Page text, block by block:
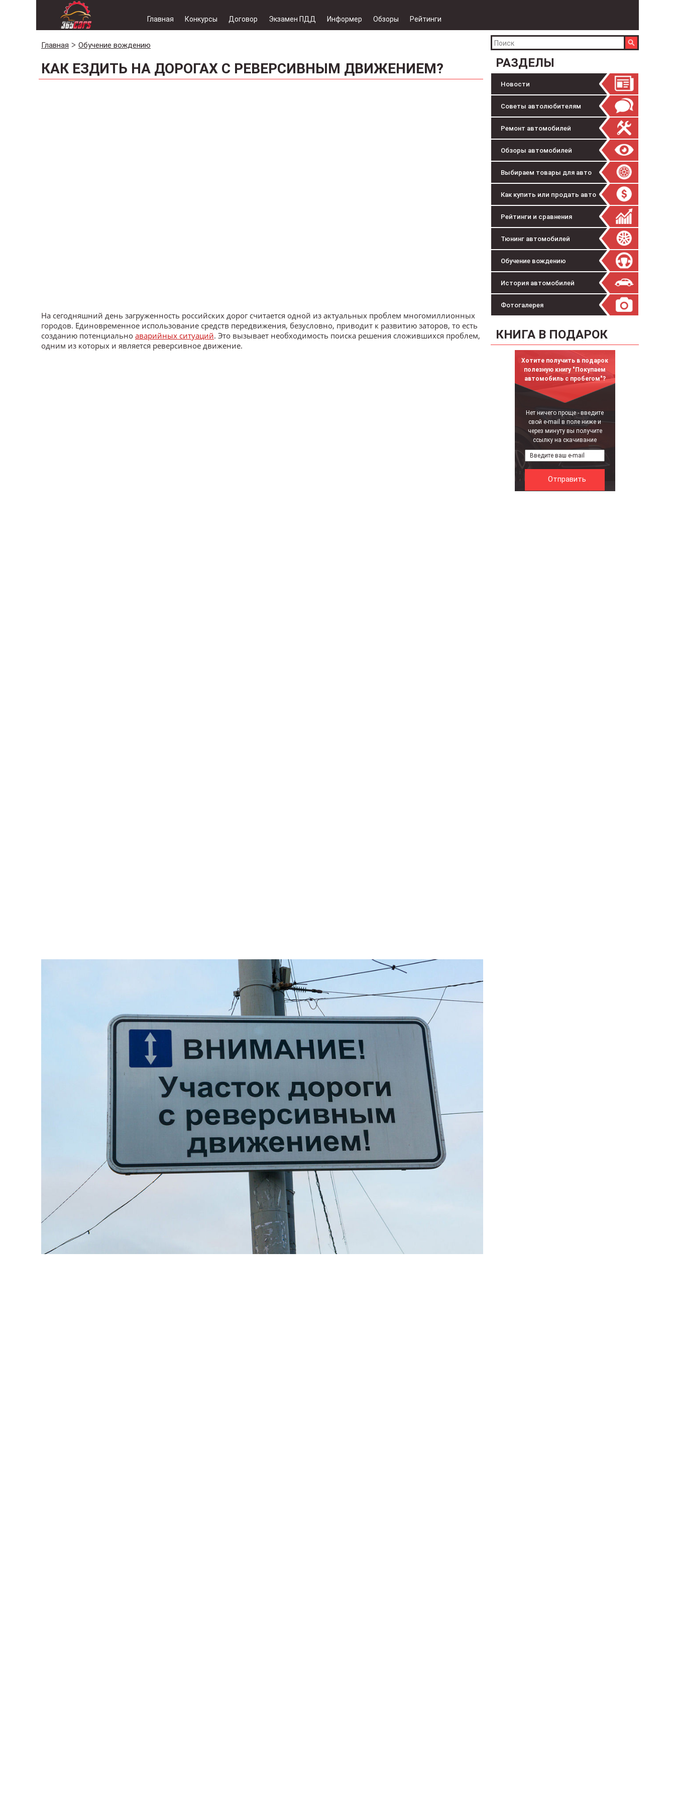
Главная Конкурсы Договор Экзамен ПДД Информер Обзоры Рейтинги
РАЗДЕЛЫ
Новости
Советы автолюбителям
Ремонт автомобилей
Обзоры автомобилей
Выбираем товары для авто
Как купить или продать авто
Рейтинги и сравнения
Тюнинг автомобилей
Обучение вождению
История автомобилей
Фотогалерея
КНИГА В ПОДАРОК
Хотите получить в подарок
полезную книгу "Покупаем
автомобиль с пробегом"?
Нет ничего проще - введите
свой e-mail в поле ниже и
через минуту вы получите
ссылку на скачивание
Главная Обучение вождению
КАК ЕЗДИТЬ НА ДОРОГАХ С РЕВЕРСИВНЫМ ДВИЖЕНИЕМ?
На сегодняшний день загруженность российских дорог считается одной из актуальных проблем многомиллионных
городов. Единовременное использование средств передвижения, безусловно, приводит к развитию заторов, то есть
созданию потенциально аварийных ситуаций. Это вызывает необходимость поиска решения сложившихся проблем,
одним из которых и является реверсивное движение.